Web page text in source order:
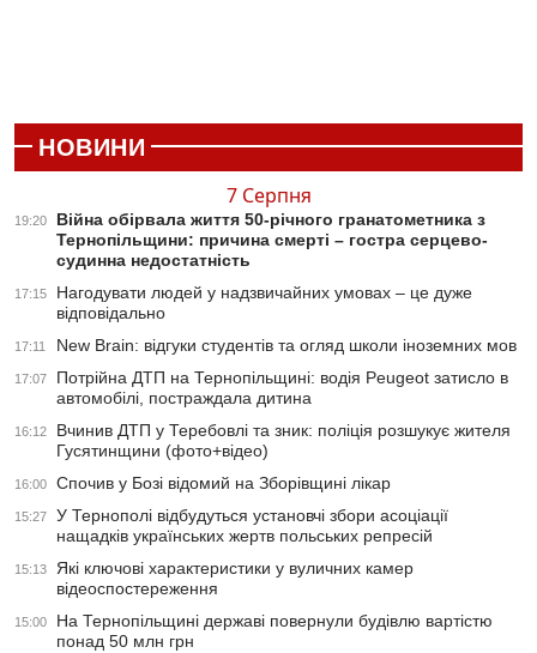
НОВИНИ
7 Серпня
19:20
Війна обірвала життя 50-річного гранатометника з
Тернопільщини: причина смерті – гостра серцево-
судинна недостатність
17:15
Нагодувати людей у надзвичайних умовах – це дуже
відповідально
17:11 New Brain: відгуки студентів та огляд школи іноземних мов
17:07
Потрійна ДТП на Тернопільщині: водія Peugeot затисло в
автомобілі, постраждала дитина
16:12
Вчинив ДТП у Теребовлі та зник: поліція розшукує жителя
Гусятинщини (фото+відео)
16:00 Спочив у Бозі відомий на Зборівщині лікар
15:27
У Тернополі відбудуться установчі збори асоціації
нащадків українських жертв польських репресій
15:13
Які ключові характеристики у вуличних камер
відеоспостереження
15:00
На Тернопільщині державі повернули будівлю вартістю
понад 50 млн грн